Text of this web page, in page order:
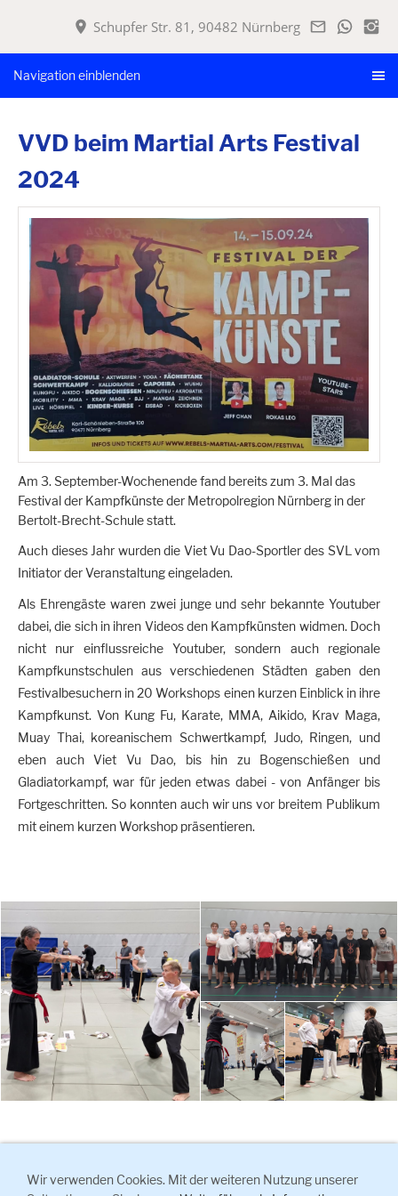
Schupfer Str. 81, 90482 Nürnberg
Navigation einblenden
VVD beim Martial Arts Festival
2024
Am 3. September-Wochenende fand bereits zum 3. Mal das
Festival der Kampfkünste der Metropolregion Nürnberg in der
Bertolt-Brecht-Schule statt.
Auch dieses Jahr wurden die Viet Vu Dao-Sportler des SVL vom
Initiator der Veranstaltung eingeladen.
Als Ehrengäste waren zwei junge und sehr bekannte Youtuber
dabei, die sich in ihren Videos den Kampfkünsten widmen. Doch
nicht nur einflussreiche Youtuber, sondern auch regionale
Kampfkunstschulen aus verschiedenen Städten gaben den
Festivalbesuchern in 20 Workshops einen kurzen Einblick in ihre
Kampfkunst. Von Kung Fu, Karate, MMA, Aikido, Krav Maga,
Muay Thai, koreanischem Schwertkampf, Judo, Ringen, und
eben auch Viet Vu Dao, bis hin zu Bogenschießen und
Gladiatorkampf, war für jeden etwas dabei - von Anfänger bis
Fortgeschritten. So konnten auch wir uns vor breitem Publikum
mit einem kurzen Workshop präsentieren.
<<< zurück
Wir verwenden Cookies. Mit der weiteren Nutzung unserer